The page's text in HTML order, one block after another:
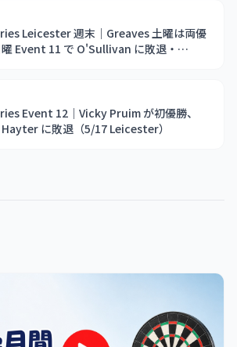
Leicester 週末｜Greaves 土曜は両優
Event 11 で O'Sullivan に敗退・
Event 12｜Vicky Pruim が初優勝、
に敗退（5/17 Leicester）